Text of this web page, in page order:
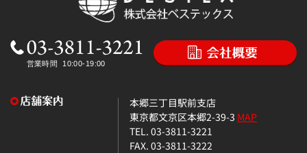
本郷三丁目駅前支店
東京都文京区本郷2-39-3 MAP
TEL. 03-3811-3221
FAX. 03-3811-3222